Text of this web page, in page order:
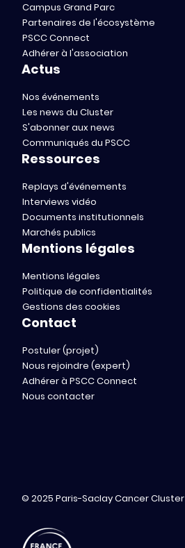
Campus Grand Parc
Partenaires de l'écosystème
PSCC Connect
Adhérer à l'association
Actus
Nos événements
Les news du Cluster
S'abonner aux news
Communiqués du PSCC
Ressources
Replays d'événements
Interviews vidéo
Documents institutionnels
Marchés publics
Mentions légales
Mentions légales
Politique de confidentialités
Gestions des cookies
Contact
Postuler (projet)
Nous rejoindre (expert)
Adhérer à PSCC Connect
Nous contacter
© 2025 Paris-Saclay Cancer Cluster